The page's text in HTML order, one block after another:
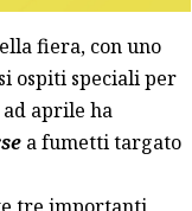
fiera, con uno
ospiti speciali per
ad aprile ha
a fumetti targato